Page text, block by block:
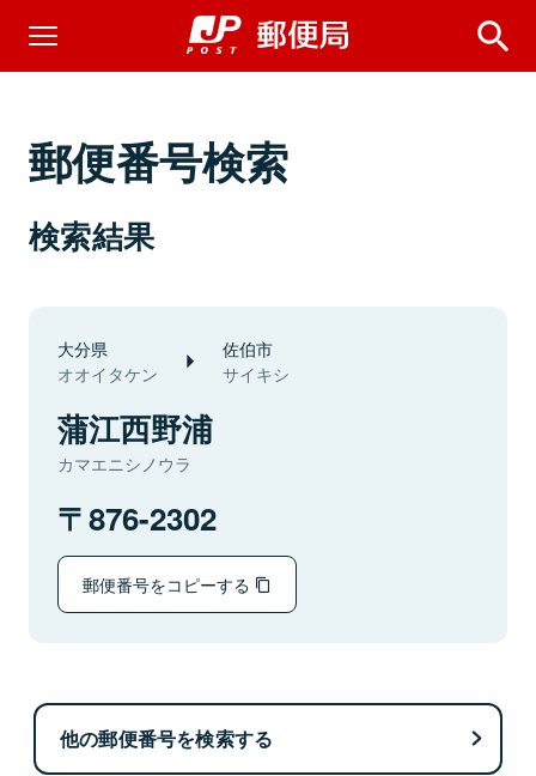
郵便番号検索
検索結果
大分県
オオイタケン
佐伯市
サイキシ
蒲江西野浦
カマエニシノウラ
876-2302
郵便番号をコピーする
他の郵便番号を検索する